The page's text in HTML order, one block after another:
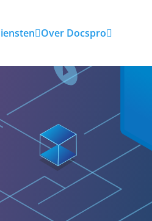
Over Docspro